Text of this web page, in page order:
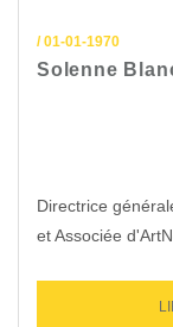
/ 01-01-1970
Solenne
Directrice
et Associée